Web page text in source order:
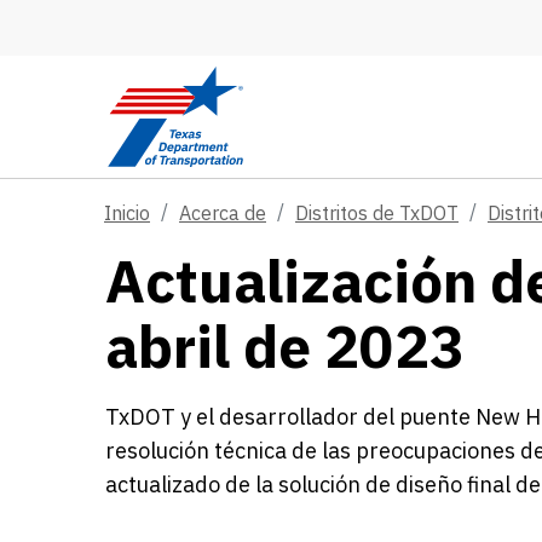
Inicio Acerca de Distritos de TxDOT
Actualización
abril de 2023
TxDOT y el desarrollador del puente New
resolución técnica de las preocupaciones
actualizado de la solución de diseño final